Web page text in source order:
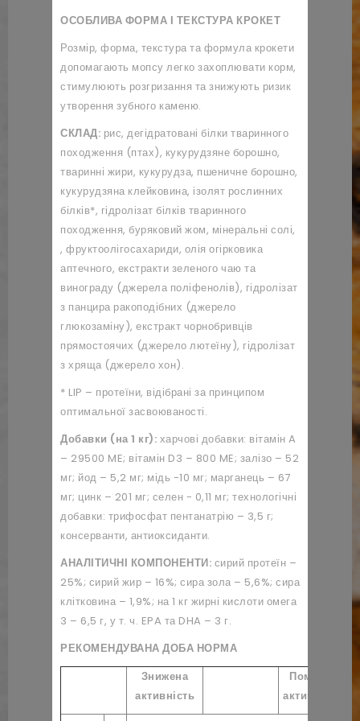
ОСОБЛИВА ФОРМА І ТЕКСТУРА КРОКЕТ
Розмір, форма, текстура та формула крокети
допомагають мопсу легко захоплювати корм,
стимулюють розгризання та знижують ризик
утворення зубного каменю.
СКЛАД: рис, дегідратовані білки тваринного
походження (птах), кукурудзяне борошно,
тваринні жири, кукурудза, пшеничне борошно,
кукурудзяна клейковина, ізолят рослинних
білків*, гідролізат білків тваринного
походження, буряковий жом, мінеральні солі,
, фруктоолігосахариди, олія огірковика
аптечного, екстракти зеленого чаю та
винограду (джерела поліфенолів), гідролізат
з панцира ракоподібних (джерело
глюкозаміну), екстракт чорнобривців
прямостоячих (джерело лютеїну), гідролізат
з хряща (джерело хон).
* LIP – протеїни, відібрані за принципом
оптимальної засвоюваності.
Добавки (на 1 кг): харчові добавки: вітамін A
– 29500 ME; вітамін D3 – 800 ME; залізо – 52
мг; йод – 5,2 мг; мідь -10 мг; марганець – 67
мг; цинк – 201 мг; селен - 0,11 мг; технологічні
добавки: трифосфат пентанатрію – 3,5 г;
консерванти, антиоксиданти.
АНАЛІТИЧНІ КОМПОНЕНТИ: сирий протеїн –
25%; сирий жир – 16%; сира зола – 5,6%; сира
клітковина – 1,9%; на 1 кг жирні кислоти омега
3 – 6,5 г, у т. ч. EPA та DHA – 3 г.
РЕКОМЕНДУВАНА ДОБА НОРМА
Знижена
активність
Помірна
активність